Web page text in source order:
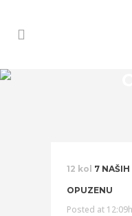
12 kol 7
OPUZENU
Posted at 12:09h